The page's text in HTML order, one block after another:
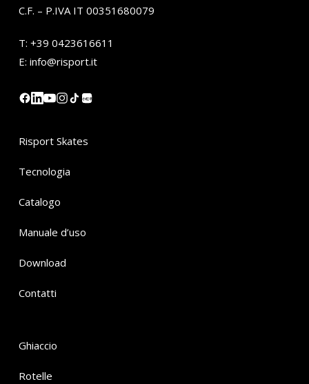
C.F. – P.IVA IT 00351680079
T: +39 0423616611
E: info@risport.it
小红书
Risport Skates
Tecnologia
Catalogo
Manuale d’uso
Download
Contatti
Ghiaccio
Rotelle